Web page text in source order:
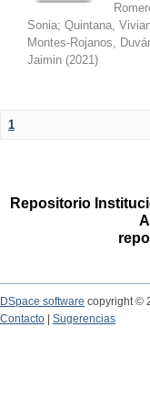
Sonia; Quintana,
Montes-Rojanos,
Jaimin (2021)
1
Repositorio
DSpace software copyright ©
Contacto
Sugerencias